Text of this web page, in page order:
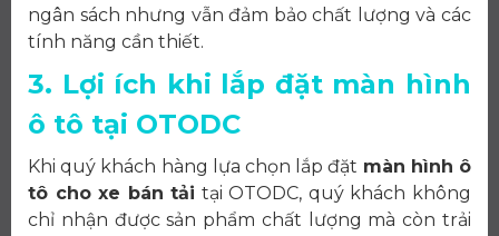
ngân sách nhưng vẫn đảm bảo chất lượng và các
tính năng cần thiết.
3. Lợi ích khi lắp đặt màn hình
ô tô tại OTODC
Khi quý khách hàng lựa chọn lắp đặt màn hình ô
tô cho xe bán tải tại OTODC, quý khách không
chỉ nhận được sản phẩm chất lượng mà còn trải